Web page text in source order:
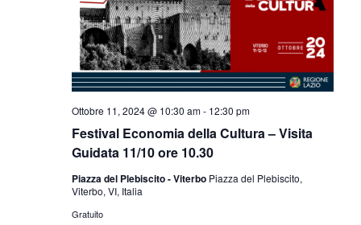
Festival Economia della Cultura – Visita
Guidata 11/10 ore 10.30
Ottobre 11, 2024 @ 10:30 am- 12:30 pm
Piazza del Plebiscito - Viterbo Piazza del Plebiscito,
Viterbo, VI, Italia
Gratuito